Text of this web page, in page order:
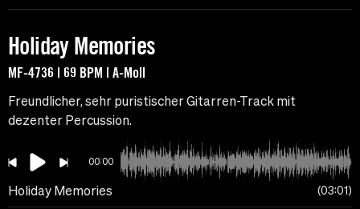
Holiday Memories
MF-4736 | 69 BPM | A-Moll
Freundlicher, sehr puristischer Gitarren-Track mit
dezenter Percussion.
00:00
Holiday Memories 03:01